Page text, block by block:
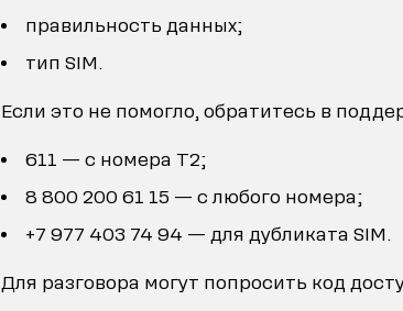
правильность данных;
тип SIM.
Если это не помогло, обратитесь в
611 — с номера T2;
8 800 200 61 15 — с любого номера;
+7 977 403 74 94 — для дубликата SIM.
Для разговора могут попросить код